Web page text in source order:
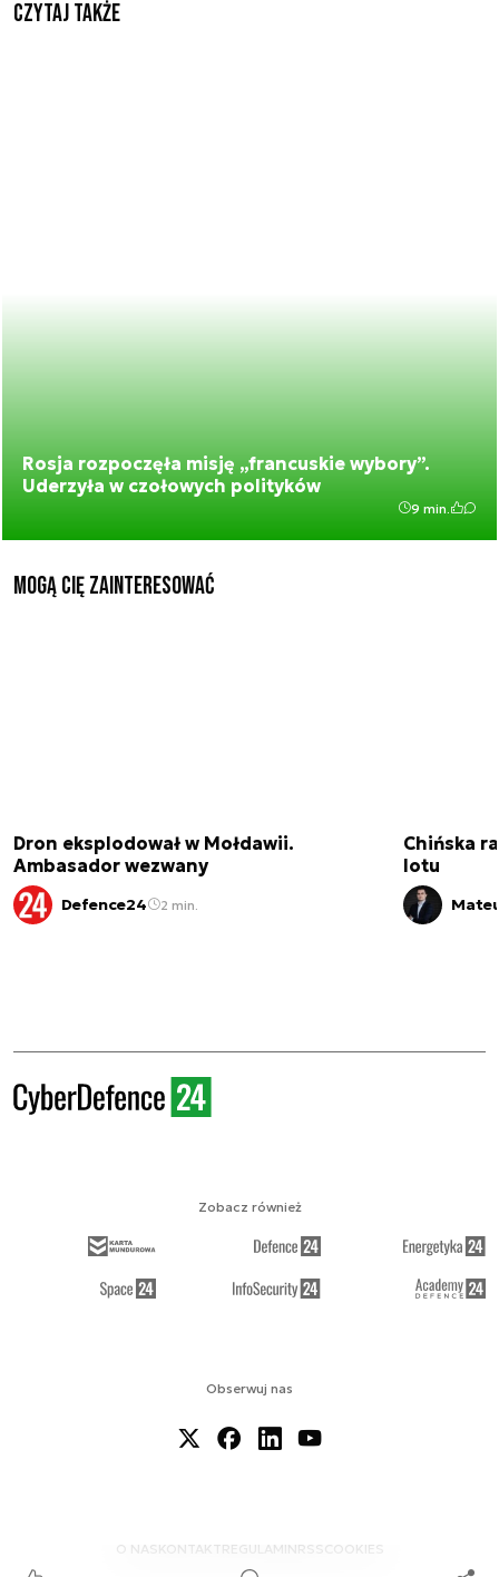
Czytaj także
Rosja rozpoczęła misję „francuskie wybory”.
Uderzyła w czołowych polityków
9 min.
Mogą Cię zainteresować
Dron eksplodował w Mołdawii.
Ambasador wezwany
Defence24 2 min.
Chińska
lotu
Obserwuj nas
O NAS KONTAKTREGULAMINRSS COOKIES
Zobacz również